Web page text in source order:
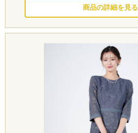
このドレスを見る